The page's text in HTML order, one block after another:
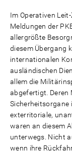
Im Operativen
Meldungen der
allergrößte
diesem Übergang
internationalen
ausländischen
allem die
abgefertigt. Deren
Sicherheitsorgane
exterritoriale,
waren an diesem
unterwegs. Nicht
wenn ihre